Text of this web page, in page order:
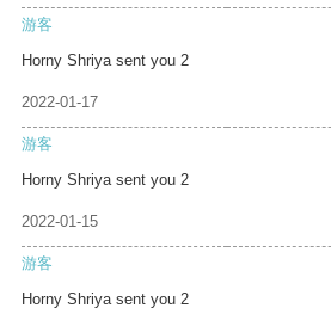
游客
Horny Shriya sent you 2
2022-01-17
游客
Horny Shriya sent you 2
2022-01-15
游客
Horny Shriya sent you 2